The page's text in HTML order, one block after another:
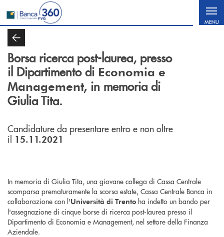
Salta al contenuto principale
MENU
Borsa ricerca post-laurea, presso
il Dipartimento di Economia e
Management, in memoria di
Giulia Tita.
Candidature da presentare entro e non oltre
il 15.11.2021
In memoria di Giulia Tita, una giovane collega di Cassa Centrale
scomparsa prematuramente la scorsa estate, Cassa Centrale Banca in
collaborazione con l'Università di Trento ha indetto un bando per
l'assegnazione di cinque borse di ricerca post-laurea presso il
Dipartimento di Economia e Management, nel settore della Finanza
Aziendale.